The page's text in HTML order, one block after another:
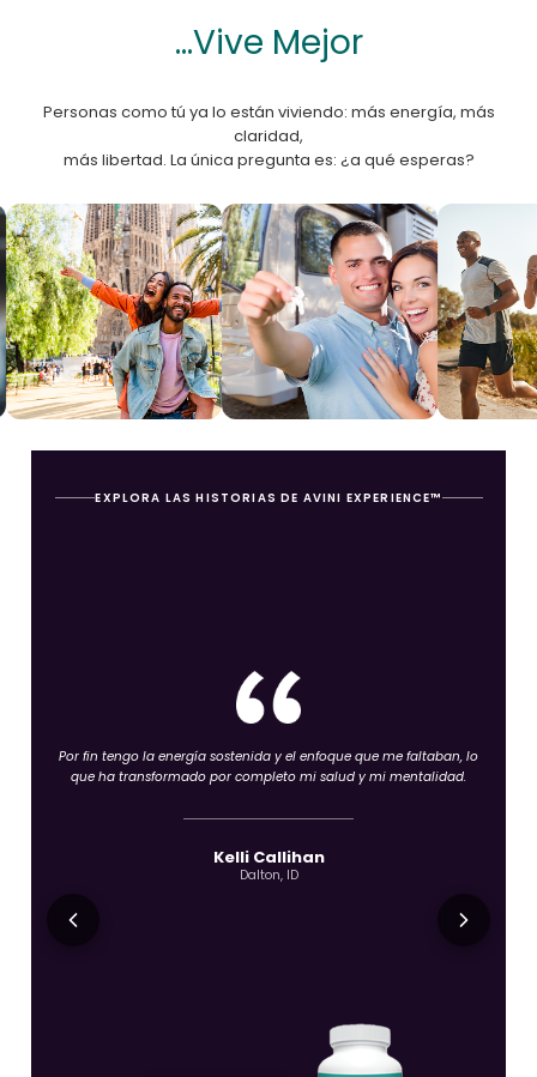
...Vive Mejor
Personas como tú ya lo están viviendo: más energía, más
claridad,
más libertad. La única pregunta es: ¿a qué esperas?
EXPLORA LAS HISTORIAS DE AVINI EXPERIENCE™
Por fin tengo la energía sostenida y el enfoque que me faltaban, lo
que ha transformado por completo mi salud y mi mentalidad.
Kelli Callihan
Dalton, ID